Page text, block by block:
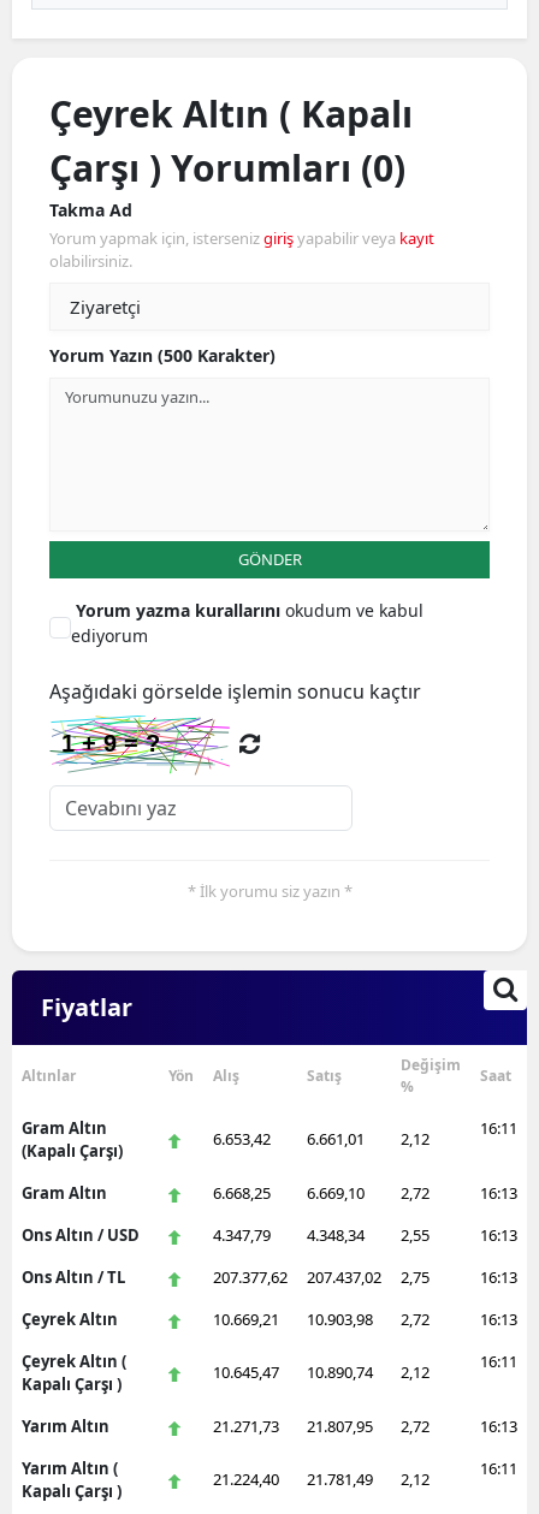
Çeyrek Altın ( Kapalı
Çarşı ) Yorumları (0)
Takma Ad
Yorum yapmak için, istersenizgirişyapabilir veya kayıt
olabilirsiniz.
Yorum Yazın (500 Karakter)
GÖNDER
Yorum yazma kurallarını okudum ve kabul
ediyorum
Aşağıdaki görselde işlemin sonucu kaçtır
* İlk yorumu siz yazın *
Fiyatlar
Altınlar Yön Alış Satış
Değişim
%
Saat
Gram Altın
(Kapalı Çarşı)
6.653,42 6.661,01 2,12 16:11
Gram Altın 6.668,25 6.669,10 2,72
16:13
Ons Altın / USD
4.347,79 4.348,34 2,55
16:13
Ons Altın / TL
207.377,62 207.437,02 2,75
16:13
Çeyrek Altın
10.669,21 10.903,98 2,72
16:13
Çeyrek Altın (
Kapalı Çarşı )
10.645,47 10.890,74 2,12 16:11
Yarım Altın 21.271,73 21.807,95 2,72
16:13
Yarım Altın (
Kapalı Çarşı )
21.224,40 21.781,49 2,12 16:11